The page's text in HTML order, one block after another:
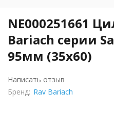
NE000251661
Bariach серии
95мм (35х60)
Написать отзыв
Бренд: Rav Bariach